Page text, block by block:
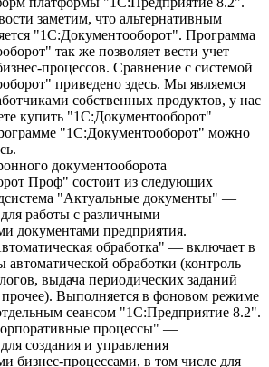
заметим, что альтернативным
"1С:Документооборот". Программа
так же позволяет вести учет
процессов. Сравнение с системой
приведено здесь. Мы являемся
собственных продуктов, у нас
купить "1С:Документооборот"
"1С:Документооборот" можно
документооборота
Проф" состоит из следующих
"Актуальные документы" —
работы с различными
документами предприятия.
обработка" — включает в
автоматической обработки (контроль
выдача периодических заданий
Выполняется в фоновом режиме
сеансом "1С:Предприятие 8.2".
процессы" —
создания и управления
бизнес-процессами, в том числе для